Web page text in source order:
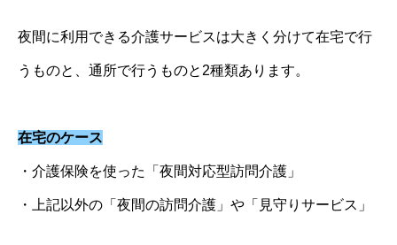
夜間に利用できる介護サービスは大きく分けて在宅で行
うものと、通所で行うものと2種類あります。
在宅のケース
・介護保険を使った「夜間対応型訪問介護」
・上記以外の「夜間の訪問介護」や「見守りサービス」